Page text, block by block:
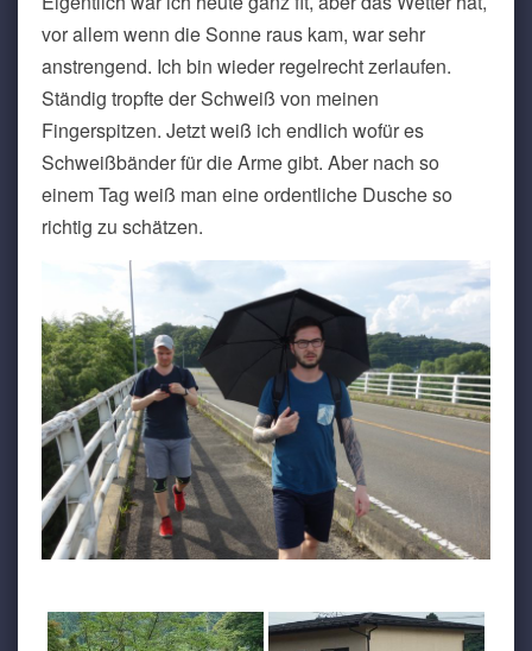
vor allem wenn die Sonne raus kam, war sehr
anstrengend. Ich bin wieder regelrecht zerlaufen.
Ständig tropfte der Schweiß von meinen
Fingerspitzen. Jetzt weiß ich endlich wofür es
Schweißbänder für die Arme gibt. Aber nach so
einem Tag weiß man eine ordentliche Dusche so
richtig zu schätzen.